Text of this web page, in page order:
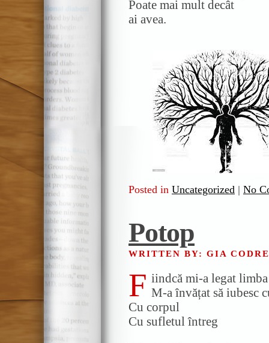
Poate mai mult decât
ai avea.
Posted in Uncategorized | No
Potop
WRITTEN BY: GIA
F iindcă mi-a legat limba
M-a învățat să iubesc
Cu corpul
Cu sufletul întreg